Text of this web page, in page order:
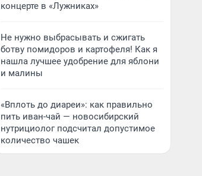
концерте в «Лужниках»
Не нужно выбрасывать и сжигать
ботву помидоров и картофеля! Как я
нашла лучшее удобрение для яблони
и малины
«Вплоть до диареи»: как правильно
пить иван-чай — новосибирский
нутрициолог подсчитал допустимое
количество чашек